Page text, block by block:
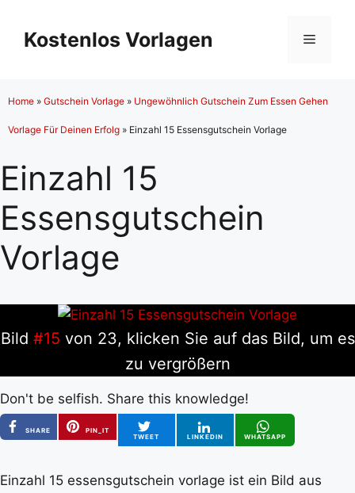
Inhalt
springen
Kostenlos Vorlagen Menü
Home » Gutschein Vorlage » Ungewöhnlich Gutschein Zum Essen Gehen
Vorlage Für Deinen Erfolg » Einzahl 15 Essensgutschein Vorlage
Einzahl 15
Essensgutschein
Vorlage
Bild #15 von 23, klicken Sie auf das Bild, um es
zu vergrößern
Don't be selfish. Share this knowledge!
SHARE
PIN_IT
TWEET
LINKEDIN WHATSAPP
Einzahl 15 essensgutschein vorlage ist ein Bild aus